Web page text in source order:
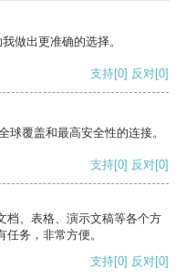
做出更准确的选择。
支持[0] 反对[0]
球覆盖和最高安全性的连接。
支持[0] 反对[0]
档、表格、演示文稿等各个方
务，非常方便。
支持[0] 反对[0]